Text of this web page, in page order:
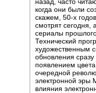
когда они были
скажем, 50-х
смотрят сегодня,
сериалы
Технический
художественным
обновления
появлением
очередной
электронной эры
влияния